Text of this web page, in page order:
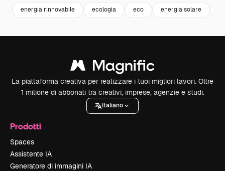
energia rinnovabile ecologia eco energia solare
La piattaforma creativa per realizzare i tuoi migliori lavori. Oltre
1 milione di abbonati tra creativi, imprese, agenzie e studi.
Italiano
Prodotti
Spaces
Assistente IA
Generatore di immagini IA